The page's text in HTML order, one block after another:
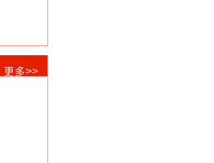
更多>>